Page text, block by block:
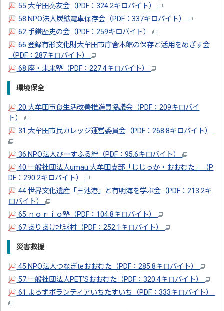
55.大牟田奏友会（PDF：324.2キロバイト）
58.NPO法人炭鉱電車保存会（PDF：337キロバイト）
62.手鎌歴史の会（PDF：259キロバイト）
66.登録有形文化財大牟田市庁舎本館の保存と活用をめざす会
（PDF：287キロバイト）
68.座・未来塾（PDF：227.4キロバイト）
環境保全
20.大牟田市食生活改善推進員協議会（PDF：209キロバイ
ト）
31.大牟田市民カレッジ運営委員会（PDF：268.8キロバイト）
36.NPO法人ぴーすふる絆（PDF：95.6キロバイト）
40.一般社団法人umau.大牟田支部「じじっか・おおむた」（P
DF：290.2キロバイト）
44.世界文化遺産「三池港」と有明海を学ぶ会（PDF：213.2キ
ロバイト）
65.ｎｏｒｉｏ塾（PDF：104.8キロバイト）
67.ありあけ地球村（PDF：252.1キロバイト）
災害救援
45.NPO法人つなぎteおおむた（PDF：285.8キロバイト）
57.一般社団法人PET’Sおおむた（PDF：320.4キロバイト）
61.よろずボランティアいちたすいち（PDF：333キロバイト）